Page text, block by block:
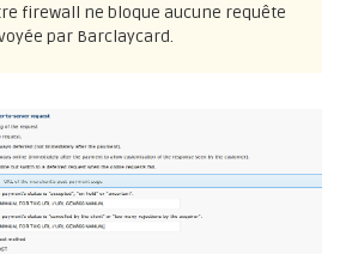
firewall ne bloque aucune requête
par Barclaycard.